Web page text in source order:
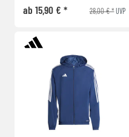
ab 15,90 € * 28,00 € *UVP